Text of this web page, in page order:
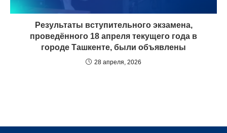
Результаты вступительного экзамена,
проведённого 18 апреля текущего года в
городе Ташкентe, были объявлены
28 апреля, 2026